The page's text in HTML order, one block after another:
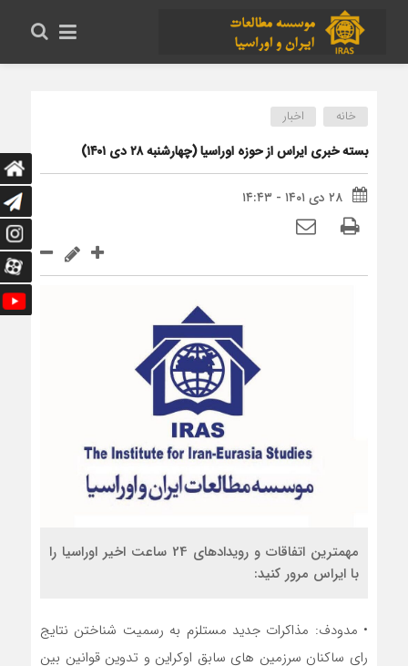
خانه اخبار
بسته خبری ایراس از حوزه اوراسیا (چهارشنبه ۲۸ دی ۱۴۰۱)
۲۸ دی ۱۴۰۱ - ۱۴:۴۳
مهمترین اتفاقات و رویدادهای 24 ساعت اخیر اوراسیا را
با ایراس مرور کنید:
• مدودف: مذاکرات جدید مستلزم به رسمیت شناختن نتایج
رای ساکنان سرزمین های سابق اوکراین و تدوین قوانین بین